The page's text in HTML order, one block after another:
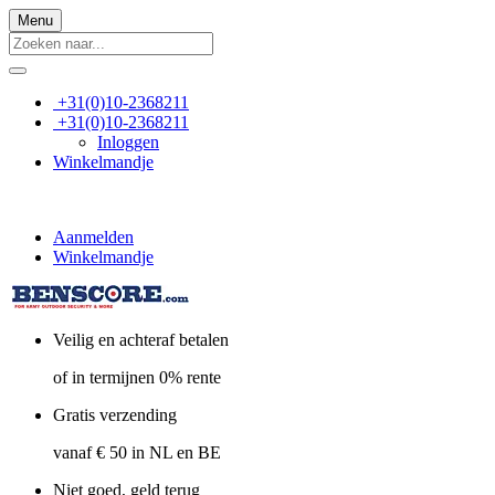
Menu
+31(0)10-2368211
+31(0)10-2368211
Inloggen
Winkelmandje
Aanmelden
Winkelmandje
Veilig en achteraf betalen
of in termijnen 0% rente
Gratis verzending
vanaf € 50 in NL en BE
Niet goed, geld terug